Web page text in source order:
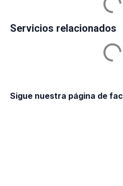
Servicios relacionados
Sigue nuestra página de